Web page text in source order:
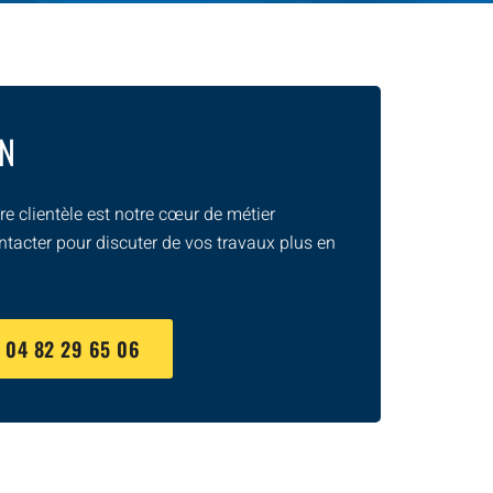
clientèle est notre cœur de métier
pour discuter de vos travaux plus en
04 82 29 65 06